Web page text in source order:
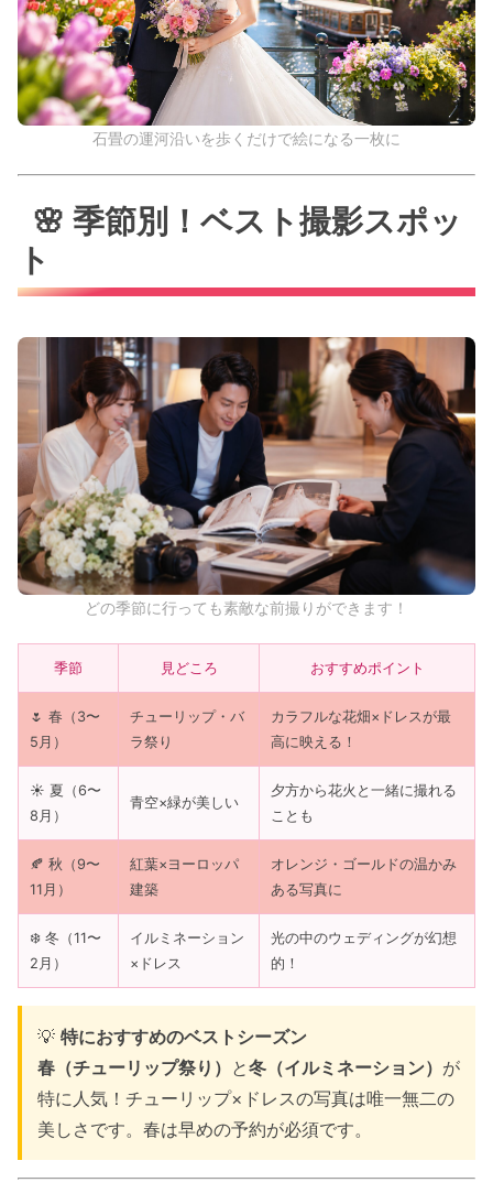
石畳の運河沿いを歩くだけで絵になる一枚に
🌸 季節別！ベスト撮影スポッ
ト
どの季節に行っても素敵な前撮りができます！
季節 見どころ おすすめポイント
🌷 春（3〜
5月）
チューリップ・バ
ラ祭り
カラフルな花畑×ドレスが最
高に映える！
☀️ 夏（6〜
8月）
青空×緑が美しい
夕方から花火と一緒に撮れる
ことも
🍂 秋（9〜
11月）
紅葉×ヨーロッパ
建築
オレンジ・ゴールドの温かみ
ある写真に
❄️ 冬（11〜
2月）
イルミネーション
×ドレス
光の中のウェディングが幻想
的！
💡 特におすすめのベストシーズン
春（チューリップ祭り） と冬（イルミネーション） が
特に人気！チューリップ×ドレスの写真は唯一無二の
美しさです。春は早めの予約が必須です。